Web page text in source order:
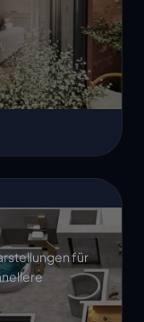
für